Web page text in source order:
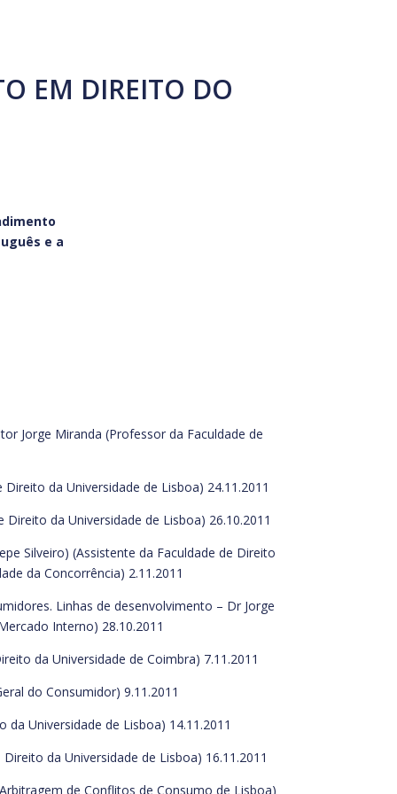
EM DIREITO DO
e a
Jorge Miranda (Professor da Faculdade de
da Universidade de Lisboa) 24.11.2011
da Universidade de Lisboa) 26.10.2011
Silveiro) (Assistente da Faculdade de Direito
da Concorrência) 2.11.2011
Linhas de desenvolvimento – Dr Jorge
Interno) 28.10.2011
da Universidade de Coimbra) 7.11.2011
do Consumidor) 9.11.2011
Universidade de Lisboa) 14.11.2011
da Universidade de Lisboa) 16.11.2011
de Conflitos de Consumo de Lisboa)